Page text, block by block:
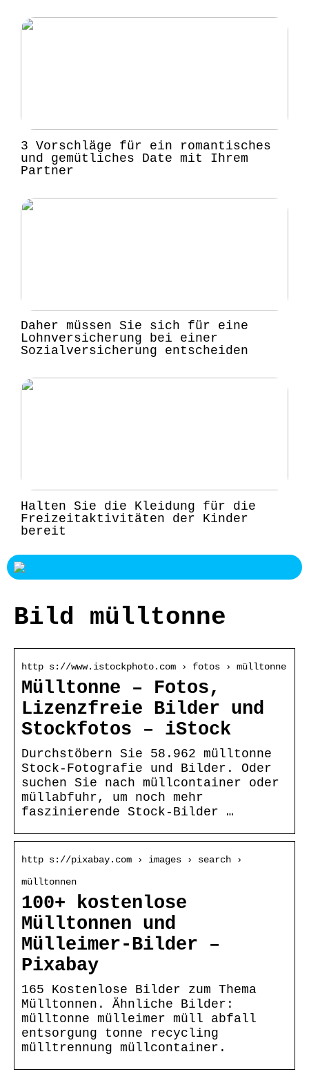
3 Vorschläge für ein romantisches
und gemütliches Date mit Ihrem
Partner
Daher müssen Sie sich für eine
Lohnversicherung bei einer
Sozialversicherung entscheiden
Halten Sie die Kleidung für die
Freizeitaktivitäten der Kinder
bereit
Bild mülltonne
http s://www.istockphoto.com › fotos › mülltonne
Mülltonne – Fotos,
Lizenzfreie Bilder und
Stockfotos – iStock
Durchstöbern Sie 58.962 mülltonne
Stock-Fotografie und Bilder. Oder
suchen Sie nach müllcontainer oder
müllabfuhr, um noch mehr
faszinierende Stock-Bilder …
http s://pixabay.com › images › search ›
mülltonnen
100+ kostenlose
Mülltonnen und
Mülleimer-Bilder –
Pixabay
165 Kostenlose Bilder zum Thema
Mülltonnen. Ähnliche Bilder:
mülltonne mülleimer müll abfall
entsorgung tonne recycling
mülltrennung müllcontainer.